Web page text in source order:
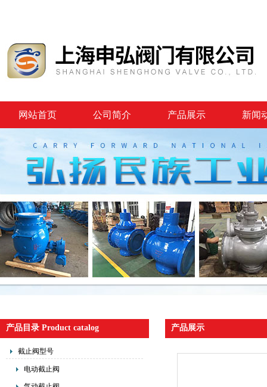
网站首页 公司简介 产品展示 新闻
产品目录 Product catalog
截止阀型号
电动截止阀
产品展示